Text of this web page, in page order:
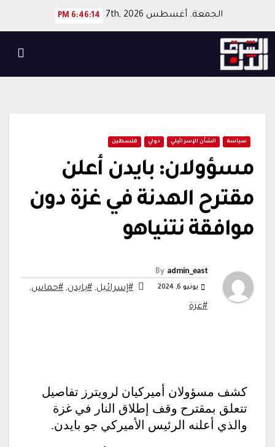
content
الجمعة. أغسطس 7th, 2026 6:46:14 PM
سياسة الشأن الإسرائيلي دولي فلسطين
مسؤولان: بايدن أعلن
مقترح الهدنة في غزة دون
موافقة نتنياهو
By admin_east
يونيو 6, 2024 #إسرائيل, #بايدن, #حماس,
#غزة
كشف مسؤولان أميركيان لرويترز تفاصيل
تتعلق بمقترح وقف إطلاق النار في غزة
والذي أعلنه الرئيس الأميركي جو بايدن.